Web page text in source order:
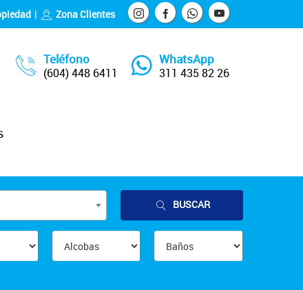
Zona Clientes
Teléfono
(604) 448 6411
WhatsApp
311 435 82 26
BUSCAR